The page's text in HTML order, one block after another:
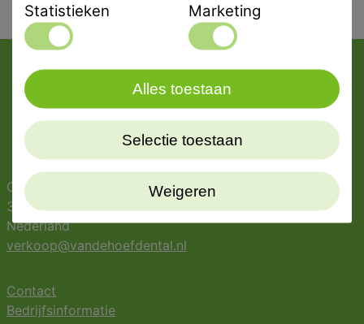
Oostergracht 42
3763 LZ Soest
Nederland
verkoop@vandehoefdental.nl
Contact
Bedrijfsinformatie
Statistieken Marketing
Weigeren
Selectie toestaan
Alles toestaan